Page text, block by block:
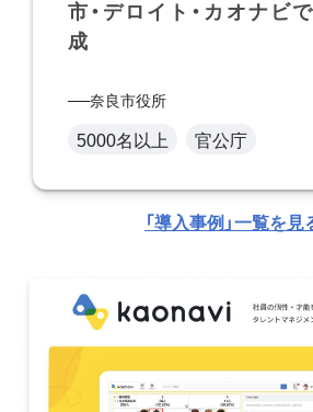
市・デロイト・カオナビ
成
奈良市役所
5000名以上 官公庁
「導入事例」一覧を見